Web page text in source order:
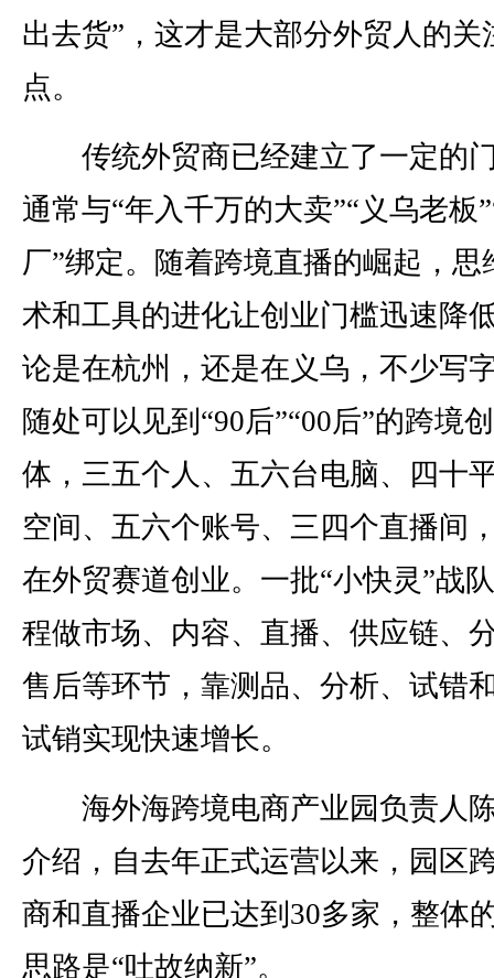
出去货”，这才是大部分外贸人的关
点。
传统外贸商已经建立了一定的
通常与“年入千万的大卖”“义乌老板
厂”绑定。随着跨境直播的崛起，思
术和工具的进化让创业门槛迅速降
论是在杭州，还是在义乌，不少写
随处可以见到“90后”“00后”的跨境
体，三五个人、五六台电脑、四十
空间、五六个账号、三四个直播间
在外贸赛道创业。一批“小快灵”战
程做市场、内容、直播、供应链、
售后等环节，靠测品、分析、试错
试销实现快速增长。
海外海跨境电商产业园负责人
介绍，自去年正式运营以来，园区
商和直播企业已达到30多家，整体
思路是“吐故纳新”。